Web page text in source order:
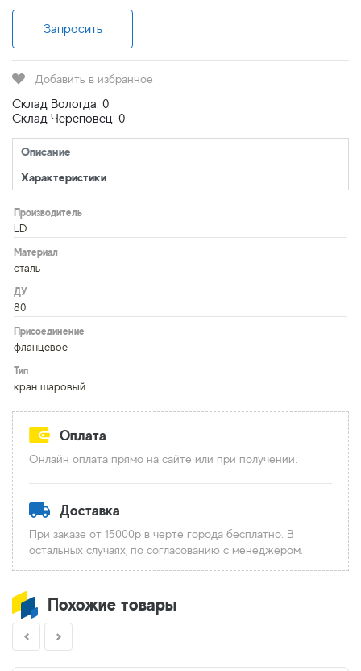
Запросить
Добавить в избранное
Склад Вологда: 0
Склад Череповец: 0
Описание
Характеристики
Производитель
LD
Материал
сталь
ДУ
80
Присоединение
фланцевое
Тип
кран шаровый
Оплата
Онлайн оплата прямо на сайте или при получении.
Доставка
При заказе от 15000р в черте города бесплатно. В
остальных случаях, по согласованию с менеджером.
Похожие товары